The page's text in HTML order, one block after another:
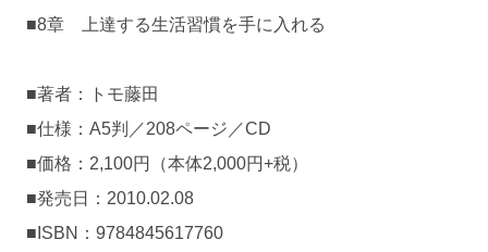
■8章 上達する生活習慣を手に入れる
■著者：トモ藤田
■仕様：A5判／208ページ／CD
■価格：2,100円（本体2,000円+税）
■発売日：2010.02.08
■ISBN：9784845617760